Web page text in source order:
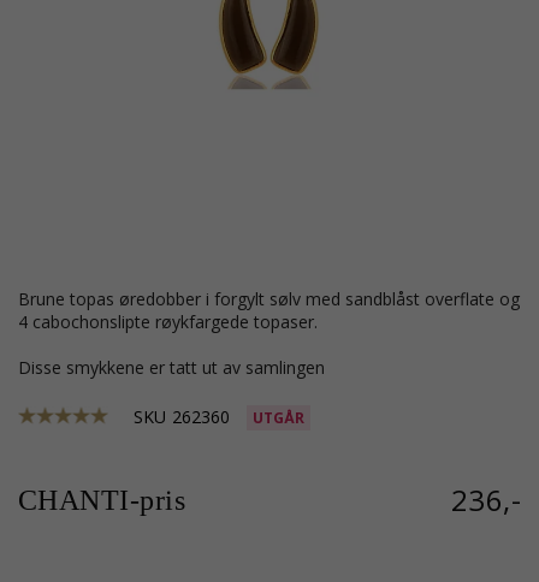
brune topas øredobber i forgylt sølv med sandblåst overflate og
4 cabochonslipte røykfargede topaser.
Disse smykkene er tatt ut av samlingen
SKU 262360 UTGÅR
CHANTI-pris 236,-